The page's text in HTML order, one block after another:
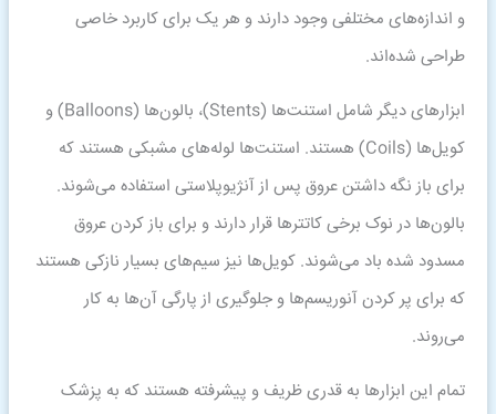
و اندازه‌های مختلفی وجود دارند و هر یک برای کاربرد خاصی
طراحی شده‌اند.
ابزارهای دیگر شامل استنت‌ها (Stents)، بالون‌ها (Balloons) و
کویل‌ها (Coils) هستند. استنت‌ها لوله‌های مشبکی هستند که
برای باز نگه داشتن عروق پس از آنژیوپلاستی استفاده می‌شوند.
بالون‌ها در نوک برخی کاتترها قرار دارند و برای باز کردن عروق
مسدود شده باد می‌شوند. کویل‌ها نیز سیم‌های بسیار نازکی هستند
که برای پر کردن آنوریسم‌ها و جلوگیری از پارگی آن‌ها به کار
می‌روند.
تمام این ابزارها به قدری ظریف و پیشرفته هستند که به پزشک